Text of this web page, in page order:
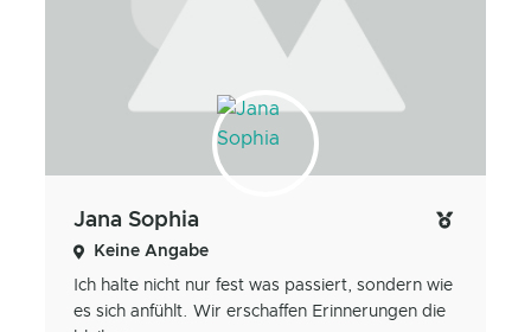
Jana Sophia
Keine Angabe
Ich halte nicht nur fest was passiert, sondern wie
es sich anfühlt. Wir erschaffen Erinnerungen die